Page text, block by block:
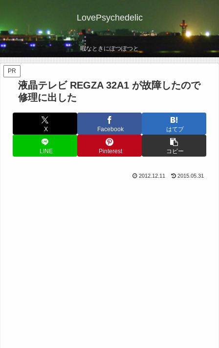
LovePsychedelic
暇なときにぽつぽつと
PR
液晶テレビ REGZA 32A1 が故障したので
修理に出した
X Facebook はてブ
LINE Pinterest コピー
2012.12.11 2015.05.31